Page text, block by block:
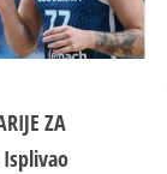
ZA
Isplivao